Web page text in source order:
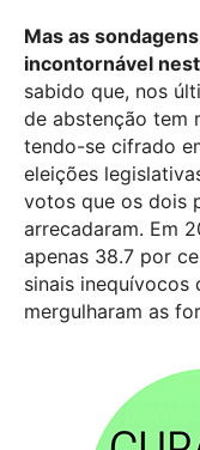
Mas as
incontornável
sabido que, nos
de abstenção tem
tendo-se cifrado
eleições
votos que os dois
arrecadaram. Em
apenas 38.7 por
sinais
mergulharam as